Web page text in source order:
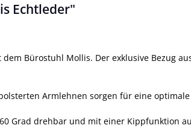
Echtleder"
Bürostuhl Mollis. Der exklusive Bezug
Armlehnen sorgen für eine
Grad drehbar und mit einer Kippfunktion